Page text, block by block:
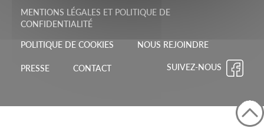
MENTIONS LÉGALES ET POLITIQUE DE
CONFIDENTIALITÉ
POLITIQUE DE COOKIES NOUS REJOINDRE
PRESSE CONTACT SUIVEZ-NOUS